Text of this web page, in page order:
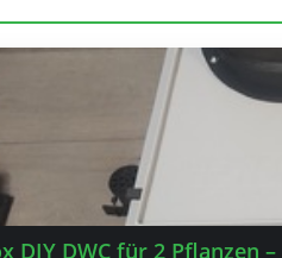
DIY DWC für 2 Pflanzen